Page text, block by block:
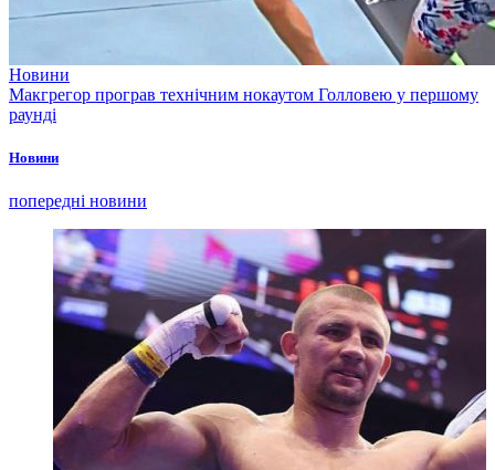
Новини
Макгрегор програв технічним нокаутом Голловею у першому
раунді
Новини
попередні новини